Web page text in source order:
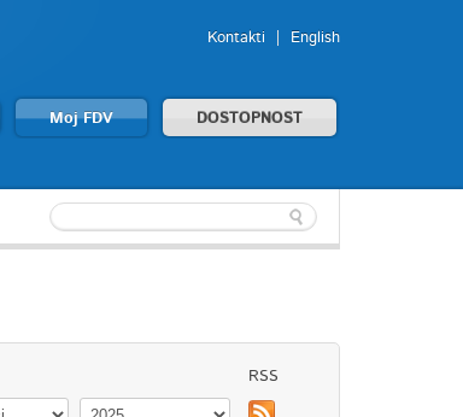
Kontakti English
Moj FDV DOSTOPNOST
RSS